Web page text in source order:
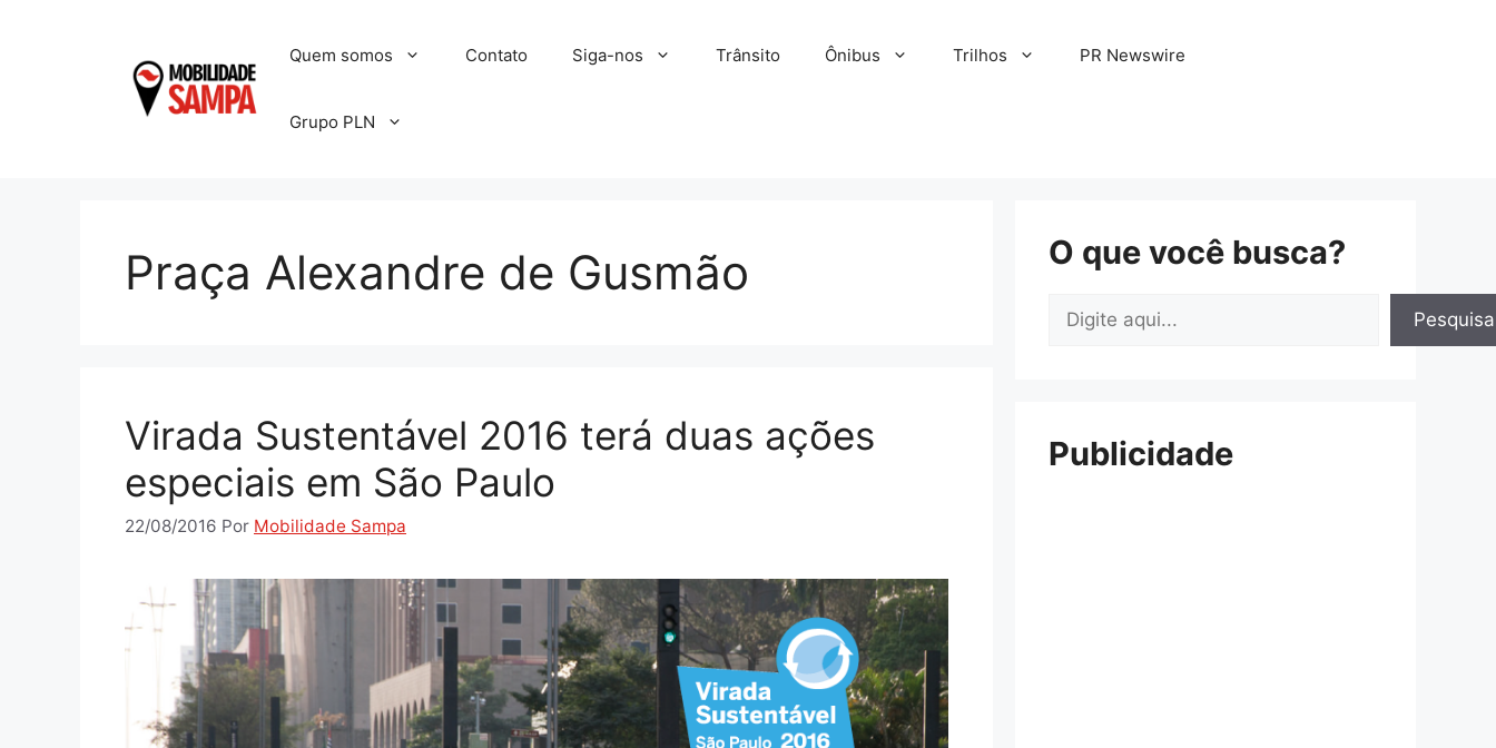
Quem somos Contato Siga-nos Trânsito Ônibus Trilhos PR Newswire
Grupo PLN
Praça Alexandre de Gusmão
Virada Sustentável 2016 terá duas ações
especiais em São Paulo
22/08/2016 Por Mobilidade Sampa
O que você busca?
Pesquisar
Publicidade